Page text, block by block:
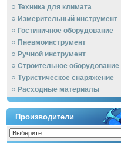
Техника для климата
Измерительный инструмент
Гостиничное оборудование
Пневмоинструмент
Ручной инcтрумент
Строительное оборудование
Туристическое снаряжение
Расходные материалы
Производители